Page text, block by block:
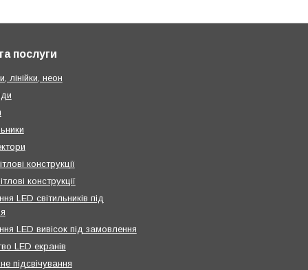
послуги
лінійки, неон
конструкції
конструкції
LED світильників під
LED вивісок під замовлення
LED екранів
підсвічування